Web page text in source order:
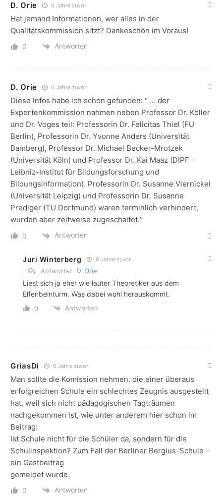
D. Orie 6 Jahre zuvor
Hat jemand Informationen, wer alles in der
Qualitätskommission sitzt? Dankeschön im Voraus!
0 Antworten
D. Orie 6 Jahre zuvor
Diese Infos habe ich schon gefunden: “ … der
Expertenkommission nahmen neben Professor Dr. Köller
und Dr. Voges teil: Professorin Dr. Felicitas Thiel (FU
Berlin), Professorin Dr. Yvonne Anders (Universität
Bamberg), Professor Dr. Michael Becker-Mrotzek
(Universität Köln) und Professor Dr. Kai Maaz (DIPF –
Leibniz-Institut für Bildungsforschung und
Bildungsinformation). Professorin Dr. Susanne Viernickel
(Universität Leipzig) und Professorin Dr. Susanne
Prediger (TU Dortmund) waren terminlich verhindert,
wurden aber zeitweise zugeschaltet.“
0 Antworten
Juri Winterberg 6 Jahre zuvor
Antwortet D. Orie
Liest sich ja eher wie lauter Theoretiker aus dem
Elfenbeinturm. Was dabei wohl herauskommt.
0 Antworten
GriasDi 6 Jahre zuvor
Man sollte die Komission nehmen, die einer überaus
erfolgreichen Schule ein schlechtes Zeugnis ausgestellt
hat, weil sich nicht pädagogischen Tagträumen
nachgekommen ist, wie unter anderem hier schon im
Beitrag:
Ist Schule nicht für die Schüler da, sondern für die
Schulinspektion? Zum Fall der Berliner Bergius-Schule –
ein Gastbeitrag
gemeldet wurde.
0 Antworten